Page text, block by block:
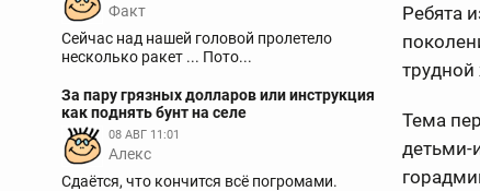
Факт
Сейчас над нашей головой пролетело
несколько ракет ... Пото...
За пару грязных долларов или инструкция
как поднять бунт на селе
08 АВГ 11:01
Aлекс
Сдаётся, что кончится всё погромами.
Ребята
Тема
детьми-